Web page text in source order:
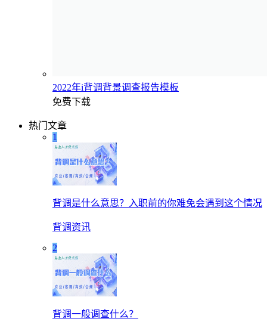
2022年i背调背景调查报告模板
免费下载
热门文章
1
背调是什么意思？入职前的你难免会遇到这个情况
背调资讯
2
背调一般调查什么？